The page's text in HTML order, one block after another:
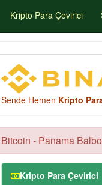
Kripto Para Çevirici
Sende Hemen Kripto
Bitcoin - Panama
Kripto Para Çevirici